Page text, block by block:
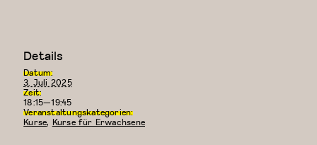
Details
Datum:
3. Juli 2025
Zeit:
18:15—19:45
Veranstaltungskategorien:
Kurse, Kurse für Erwachsene